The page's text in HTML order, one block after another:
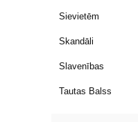
Sievietēm
Skandāli
Slavenības
Tautas Balss